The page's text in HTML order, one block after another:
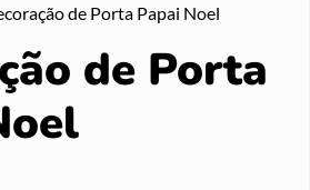
de Porta Papai Noel
de Porta